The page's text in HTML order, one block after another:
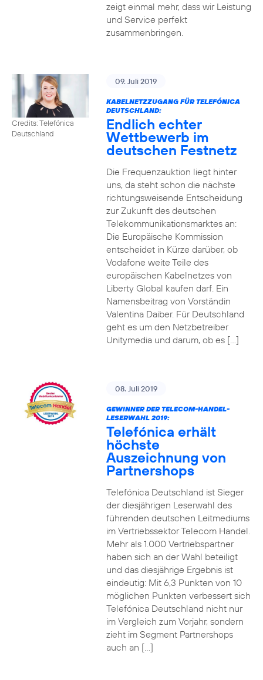
zeigt einmal mehr, dass wir Leistung
und Service perfekt
zusammenbringen.
Credits: Telefónica
Deutschland
09. Juli 2019
KABELNETZZUGANG FÜR TELEFÓNICA
DEUTSCHLAND:
Endlich echter
Wettbewerb im
deutschen Festnetz
Die Frequenzauktion liegt hinter
uns, da steht schon die nächste
richtungsweisende Entscheidung
zur Zukunft des deutschen
Telekommunikationsmarktes an:
Die Europäische Kommission
entscheidet in Kürze darüber, ob
Vodafone weite Teile des
europäischen Kabelnetzes von
Liberty Global kaufen darf. Ein
Namensbeitrag von Vorständin
Valentina Daiber. Für Deutschland
geht es um den Netzbetreiber
Unitymedia und darum, ob es […]
08. Juli 2019
GEWINNER DER TELECOM-HANDEL-
LESERWAHL 2019:
Telefónica erhält
höchste
Auszeichnung von
Partnershops
Telefónica Deutschland ist Sieger
der diesjährigen Leserwahl des
führenden deutschen Leitmediums
im Vertriebssektor Telecom Handel.
Mehr als 1.000 Vertriebspartner
haben sich an der Wahl beteiligt
und das diesjährige Ergebnis ist
eindeutig: Mit 6,3 Punkten von 10
möglichen Punkten verbessert sich
Telefónica Deutschland nicht nur
im Vergleich zum Vorjahr, sondern
zieht im Segment Partnershops
auch an […]